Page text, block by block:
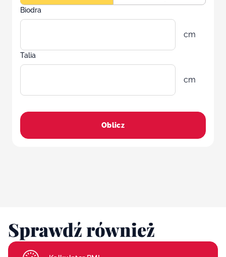
Biodra
cm
Talia
cm
Oblicz
Sprawdź również